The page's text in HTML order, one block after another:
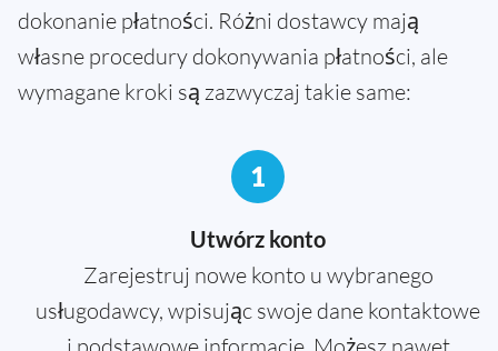
dokonanie płatności. Różni dostawcy mają
własne procedury dokonywania płatności, ale
wymagane kroki są zazwyczaj takie same:
1
Utwórz konto
Zarejestruj nowe konto u wybranego
usługodawcy, wpisując swoje dane kontaktowe